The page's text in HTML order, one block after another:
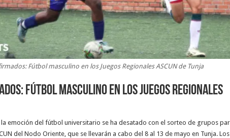
Fútbol masculino en los Juegos Regionales ASCUN de Tunja
Fútbol masculino en los Juegos Regionales
emoción del fútbol universitario se ha desatado con el sorteo de grupos
del Nodo Oriente, que se llevarán a cabo del 8 al 13 de mayo en Tunja. Los